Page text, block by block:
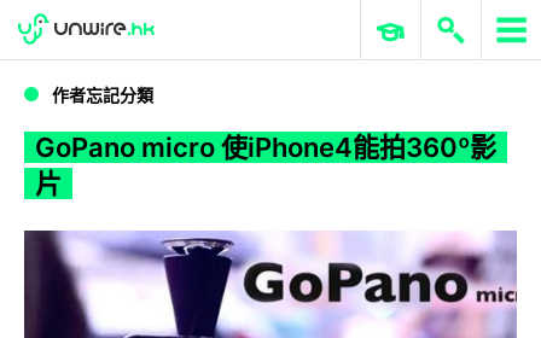
GoPano micro 使iPhone4能拍360º影片
WWDC 2026 ERP 與商業 AI
作者忘記分類
GoPano micro 使iPhone4能拍360º影
片